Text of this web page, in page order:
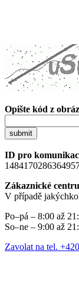
Opište kód z
submit
ID pro
Zákaznické
V případě
Po–pá – 8:00 až
So–ne – 9:00 až
Zavolat na tel.